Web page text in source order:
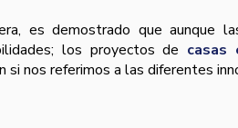
es demostrado que aunque
los proyectos de casas
si nos referimos a las diferentes